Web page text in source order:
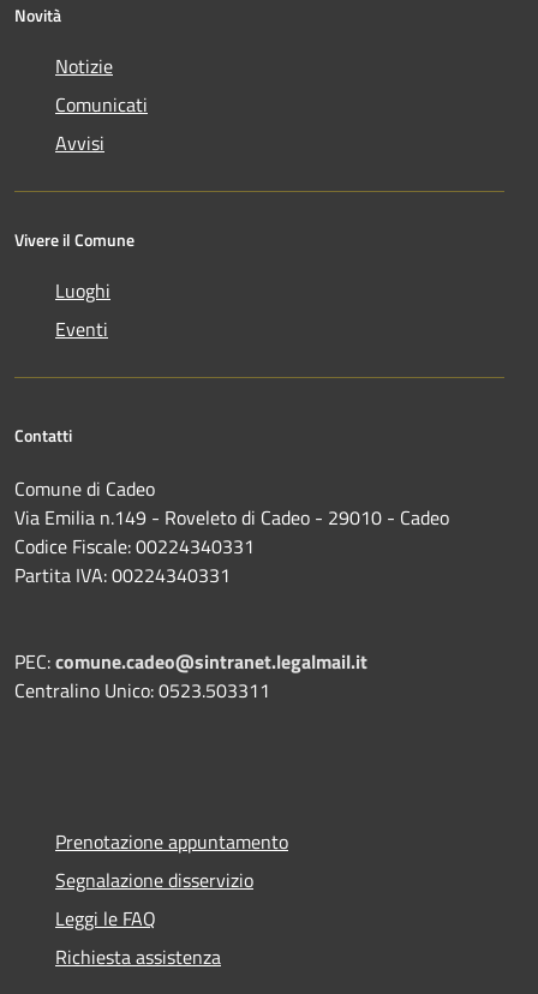
Novità
Notizie
Comunicati
Avvisi
Vivere il Comune
Luoghi
Eventi
Contatti
Comune di Cadeo
Via Emilia n.149 - Roveleto di Cadeo - 29010 - Cadeo
Codice Fiscale: 00224340331
Partita IVA: 00224340331
PEC:comune.cadeo@sintranet.legalmail.it
Centralino Unico: 0523.503311
Prenotazione appuntamento
Segnalazione disservizio
Leggi le FAQ
Richiesta assistenza